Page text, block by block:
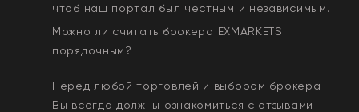
чтоб наш портал был честным и независимым.
Можно ли считать брокера EXMARKETS
порядочным?
Перед любой торговлей и выбором брокера
Вы всегда должны ознакомиться с отзывами